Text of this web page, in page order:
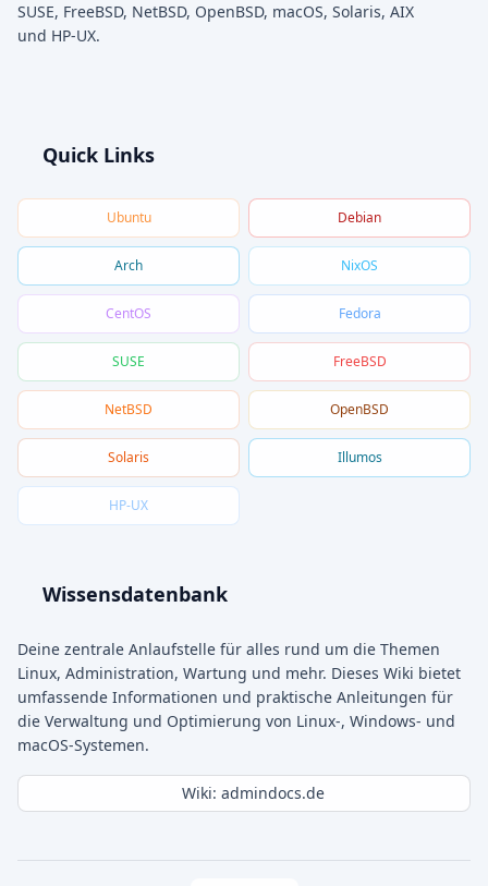
SUSE, FreeBSD, NetBSD, OpenBSD, macOS, Solaris, AIX
und HP-UX.
Quick Links
Ubuntu Debian
Arch NixOS
CentOS Fedora
SUSE FreeBSD
NetBSD OpenBSD
Solaris Illumos
HP-UX
Wissensdatenbank
Deine zentrale Anlaufstelle für alles rund um die Themen
Linux, Administration, Wartung und mehr. Dieses Wiki bietet
umfassende Informationen und praktische Anleitungen für
die Verwaltung und Optimierung von Linux-, Windows- und
macOS-Systemen.
Wiki: admindocs.de